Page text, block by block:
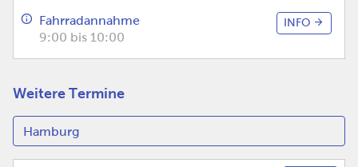
Fahrradannahme
9:00 bis 10:00
INFO
Weitere Termine